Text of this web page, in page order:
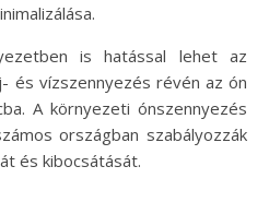
is hatással lehet az
és vízszennyezés révén az ón
A környezeti ónszennyezés
országban szabályozzák
és kibocsátását.